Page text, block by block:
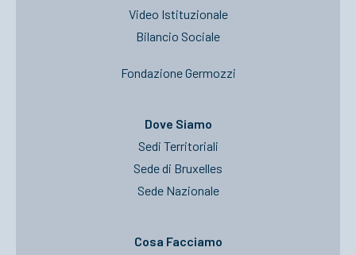
Video Istituzionale
Bilancio Sociale
Fondazione Germozzi
Dove Siamo
Sedi Territoriali
Sede di Bruxelles
Sede Nazionale
Cosa Facciamo